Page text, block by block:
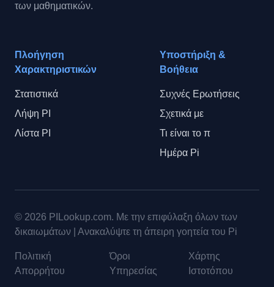
των μαθηματικών.
Πλοήγηση
Χαρακτηριστικών
Στατιστικά
Λήψη PI
Λίστα PI
Υποστήριξη &
Βοήθεια
Συχνές Ερωτήσεις
Σχετικά με
Τι είναι το π
Ημέρα Pi
© 2026 PILookup.com. Με την επιφύλαξη όλων των
δικαιωμάτων
Ανακαλύψτε τη άπειρη γοητεία του Pi
Πολιτική
Απορρήτου
Όροι
Υπηρεσίας
Χάρτης
Ιστοτόπου